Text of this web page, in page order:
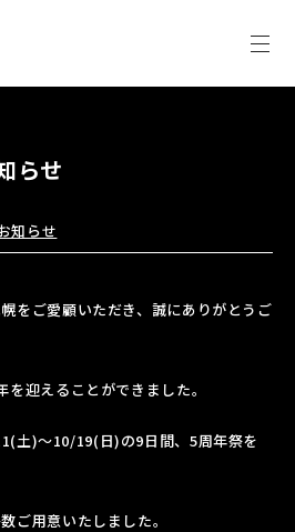
らせ
知らせ
をご愛顧いただき、誠にありがとうご
迎えることができました。
土)～10/19(日)の9日間、5周年祭を
ご用意いたしました。